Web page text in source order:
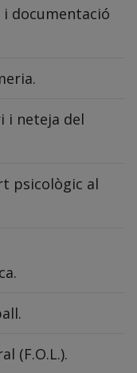
documentació
i neteja del
psicològic al
(F.O.L.).